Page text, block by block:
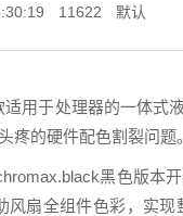
11622 默认
用于处理器的一体式
疼的硬件配色割裂问题。
黑色版本
风扇全组件色彩，实